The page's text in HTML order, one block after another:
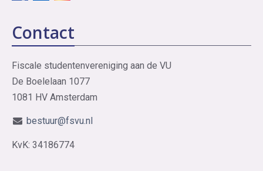
Contact
Fiscale studentenvereniging aan de VU
De Boelelaan 1077
1081 HV Amsterdam
bestuur@fsvu.nl
KvK: 34186774